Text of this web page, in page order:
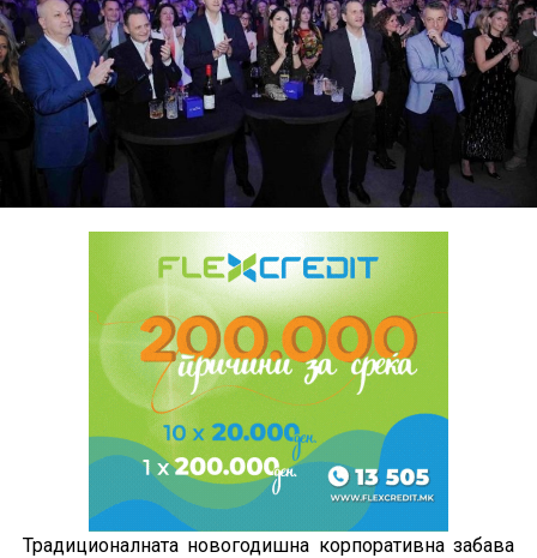
Традиционалната новогодишна корпоративна забава